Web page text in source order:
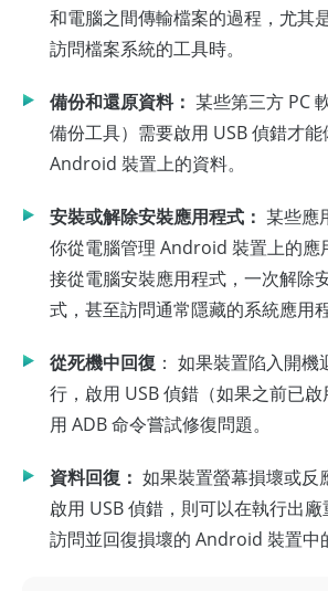
和電腦之間傳輸檔案的過程，尤其
訪問檔案系統的工具時。
備份和還原資料： 某些第三方 PC
備份工具）需要啟用 USB 偵錯才
Android 裝置上的資料。
安裝或解除安裝應用程式： 某些應
你從電腦管理 Android 裝置上的應
接從電腦安裝應用程式，一次解除
式，甚至訪問通常隱藏的系統應用程
從死機中回復 ： 如果裝置陷入開
行，啟用 USB 偵錯（如果之前已
用 ADB 命令嘗試修復問題。
資料回復： 如果裝置螢幕損壞或反
啟用 USB 偵錯，則可以在執行出
訪問並回復損壞的 Android 裝置中